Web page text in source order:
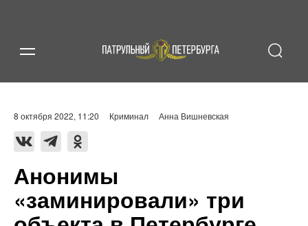
8 октября 2022, 11:20 Криминал Анна Вишневская
Анонимы
«заминировали» три